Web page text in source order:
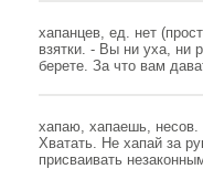
хапанцев, ед. нет
взятки. - Вы ни уха, ни
берете. За что вам
хапаю, хапаешь, несов.
Хватать. Не хапай за
присваивать